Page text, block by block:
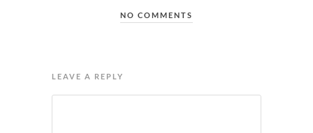
NO COMMENTS
LEAVE A REPLY